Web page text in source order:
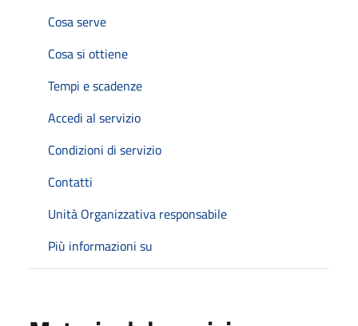
Cosa serve
Cosa si ottiene
Tempi e scadenze
Accedi al servizio
Condizioni di servizio
Contatti
Unità Organizzativa responsabile
Più informazioni su